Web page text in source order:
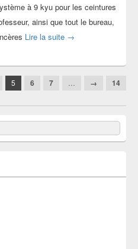
à 9 kyu pour les ceintures
ainsi que tout le bureau,
Lire la suite Résultats passage
→
5 6 7 → 14